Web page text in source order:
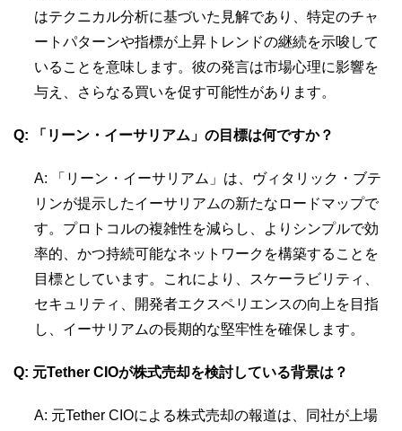
はテクニカル分析に基づいた見解であり、特定のチャ
ートパターンや指標が上昇トレンドの継続を示唆して
いることを意味します。彼の発言は市場心理に影響を
与え、さらなる買いを促す可能性があります。
Q: 「リーン・イーサリアム」の目標は何ですか？
A: 「リーン・イーサリアム」は、ヴィタリック・ブテ
リンが提示したイーサリアムの新たなロードマップで
す。プロトコルの複雑性を減らし、よりシンプルで効
率的、かつ持続可能なネットワークを構築することを
目標としています。これにより、スケーラビリティ、
セキュリティ、開発者エクスペリエンスの向上を目指
し、イーサリアムの長期的な堅牢性を確保します。
Q: 元Tether CIOが株式売却を検討している背景は？
A: 元Tether CIOによる株式売却の報道は、同社が上場